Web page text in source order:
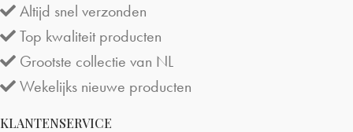
Altijd snel verzonden
Top kwaliteit producten
Grootste collectie van NL
Wekelijks nieuwe producten
KLANTENSERVICE